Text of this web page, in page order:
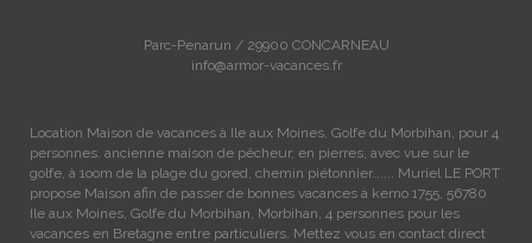
Parc-Penarun / 29900 CONCARNEAU
info@armor-vacances.fr
Location Maison de vacances à Ile aux Moines, Golfe du Morbihan, pour 4
personnes. ancienne maison de pêcheur, en pierres, avec vue sur le
golfe, à 1oom de la plage du gored, chemin piétonnier….... Muriel LE PORT
propose Maison afin de passer de bonnes vacances à kerno 1755, 56780
Ile aux Moines, Golfe du Morbihan, Morbihan, 4 personnes pour les
vacances en Bretagne entre particuliers. Mettez vous en contact direct